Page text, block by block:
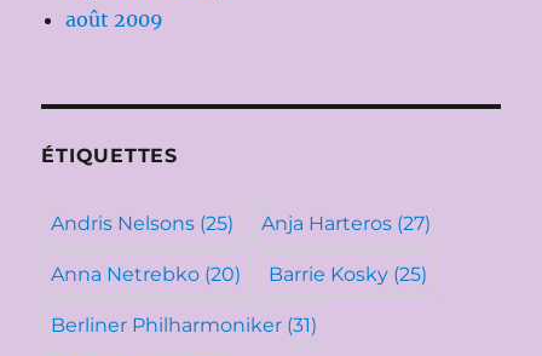
août 2009
ÉTIQUETTES
Andris Nelsons (25) Anja Harteros (27)
Anna Netrebko (20) Barrie Kosky (25)
Berliner Philharmoniker (31)